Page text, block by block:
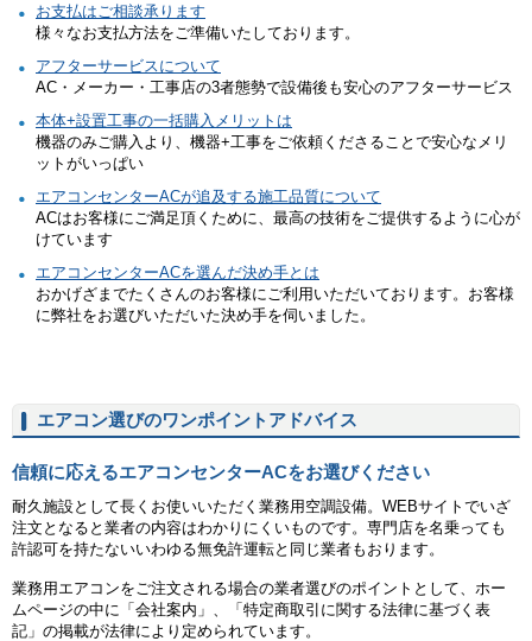
お支払はご相談承ります
様々なお支払方法をご準備いたしております。
アフターサービスについて
AC・メーカー・工事店の3者態勢で設備後も安心のアフターサービス
本体+設置工事の一括購入メリットは
機器のみご購入より、機器+工事をご依頼くださることで安心なメリ
ットがいっぱい
エアコンセンターACが追及する施工品質について
ACはお客様にご満足頂くために、最高の技術をご提供するように心が
けています
エアコンセンターACを選んだ決め手とは
おかげざまでたくさんのお客様にご利用いただいております。お客様
に弊社をお選びいただいた決め手を伺いました。
エアコン選びのワンポイントアドバイス
信頼に応えるエアコンセンターACをお選びください
耐久施設として長くお使いいただく業務用空調設備。WEBサイトでいざ
注文となると業者の内容はわかりにくいものです。専門店を名乗っても
許認可を持たないいわゆる無免許運転と同じ業者もおります。
業務用エアコンをご注文される場合の業者選びのポイントとして、ホー
ムページの中に「会社案内」、「特定商取引に関する法律に基づく表
記」の掲載が法律により定められています。